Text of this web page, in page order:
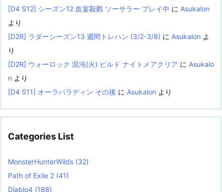
[D4 S12] シーズン12 血宴殺戮 ソーサラー プレイ中 に Asukalon
より
[D2R] ラダーシーズン13 週間トレハン (3/2-3/8) に Asukalon よ
り
[D2R] ウォーロック 混沌(火) ビルド ナイトメアクリア に Asukalo
n より
[D4 S11] オーラパラディン その後 に Asukalon より
Categories List
MonsterHunterWilds (32)
Path of Exile 2 (41)
Diablo4 (188)